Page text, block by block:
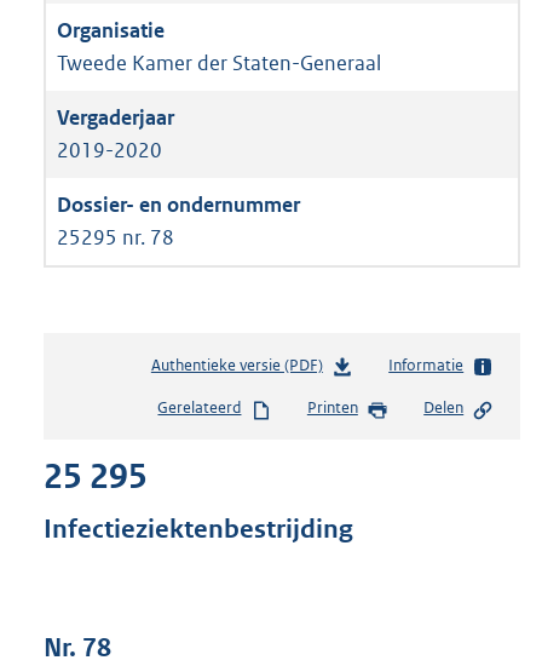
Tweede Kamer der Staten-Generaal
2019-2020
25295 nr. 78
Authentieke versie (PDF)b
s
s
Informatie
Gerelateerd Printen Delen
25 295
Infectieziektenbestrijding
Nr. 78